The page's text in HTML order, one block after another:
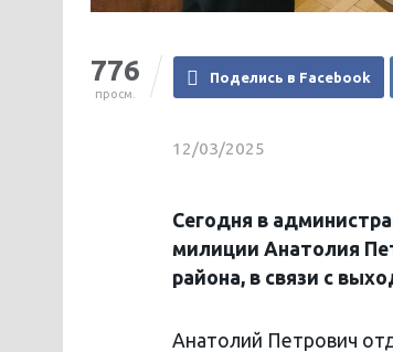
776
просм.
Поделись в Facebook
12/03/2025
Сегодня в
милиции Анатолия
района, в связи с
Анатолий Петрович